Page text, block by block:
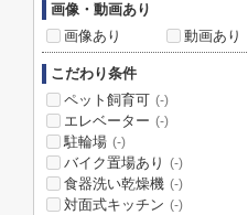
画像・動画あり
画像あり
動画あり
こだわり条件
ペット飼育可 (-)
エレベーター (-)
駐輪場 (-)
バイク置場あり (-)
食器洗い乾燥機 (-)
対面式キッチン (-)